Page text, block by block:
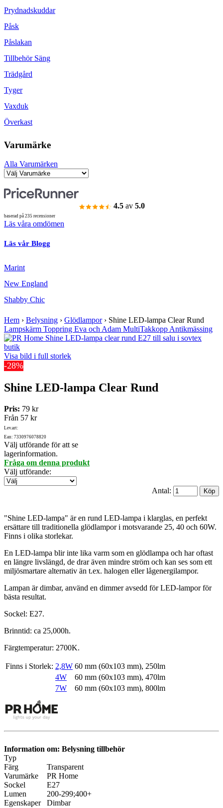
Prydnadskuddar
Påsk
Påslakan
Tillbehör Säng
Trädgård
Tyger
Vaxduk
Överkast
Varumärke
Alla Varumärken
4.5 av 5.0
baserad på 235 recensioner
Läs våra omdömen
Läs vår Blogg
Marint
New England
Shabby Chic
Hem › Belysning › Glödlampor› Shine LED-lampa Clear Rund
Lampskärm Toppring Eva och Adam MultiTakkopp Antikmässing
Visa bild i full storlek
-28%
Shine LED-lampa Clear Rund
Pris: 79 kr
Från 57 kr
Lev.art:
Ean: 7330976078820
Välj utförande för att se
lagerinformation.
Fråga om denna produkt
Välj utförande:
Antal:
"Shine LED-lampa" är en rund LED-lampa i klarglas, en perfekt
ersättare till traditionella glödlampor i motsvarande 25, 40 och 60W.
Finns i olika storlekar.
En LED-lampa blir inte lika varm som en glödlampa och har oftast
en längre livslängd, de drar även mindre ström och kan ses som ett
miljösmartare alternativ än t.ex. halogen eller lågenergilampor.
Lampan är dimbar, använd en dimmer avsedd för LED-lampor för
bästa resultat.
Sockel: E27.
Brinntid: ca 25,000h.
Färgtemperatur: 2700K.
Finns i Storlek: 2,8W 60 mm (60x103 mm), 250lm
4W
60 mm (60x103 mm), 470lm
7W
60 mm (60x103 mm), 800lm
Information om: Belysning tillbehör
Typ
Färg
Transparent
Varumärke
PR Home
Sockel
E27
Lumen
200-299;400+
Egenskaper
Dimbar